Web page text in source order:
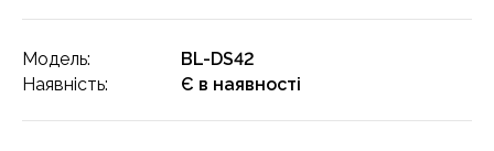
Модель:
BL-DS42
Наявність:
Є в наявності